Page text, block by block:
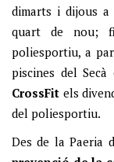
dimarts i dijous
quart de nou;
poliesportiu, a
piscines del
CrossFit els
del poliesportiu.
Des de la Paeria